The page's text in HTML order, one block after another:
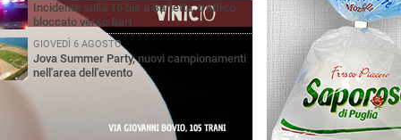
Incidente sulla 16 bis a Barletta, traffico
bloccato verso Bari
GIOVEDÌ 6 AGOSTO
Jova Summer Party, nuovi campionamenti
nell'area dell'evento